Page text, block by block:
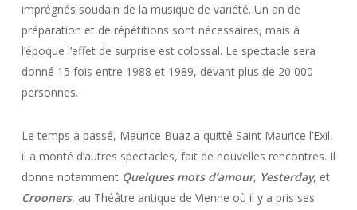
imprégnés soudain de la musique de variété. Un an de
préparation et de répétitions sont nécessaires, mais à
l’époque l’effet de surprise est colossal. Le spectacle sera
donné 15 fois entre 1988 et 1989, devant plus de 20 000
personnes.
Le temps a passé, Maurice Buaz a quitté Saint Maurice l’Exil,
il a monté d’autres spectacles, fait de nouvelles rencontres. Il
donne notamment Quelques mots d’amour, Yesterday, et
Crooners, au Théâtre antique de Vienne où il y a pris ses